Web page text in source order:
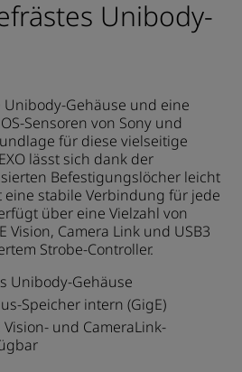
Unibody-
Gehäuse und eine
Sensoren von Sony und
für diese vielseitige
lässt sich dank der
Befestigungslöcher leicht
stabile Verbindung für jede
über eine Vielzahl von
Vision, Camera Link und USB3
Strobe-Controller.
Unibody-Gehäuse
Speicher intern (GigE)
Vision- und CameraLink-